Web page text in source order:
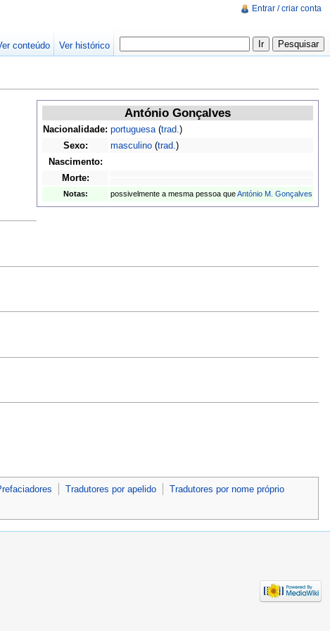
António Gonçalves
Nacionalidade: portuguesa(trad.)
Sexo:
masculino (trad.)
Nascimento:
Morte:
Notas: possivelmente a mesma pessoa queAntónio M. Gonçalves
Tradutores por apelido
Tradutores por nome próprio
Entrar / criar conta
conteúdo Ver histórico